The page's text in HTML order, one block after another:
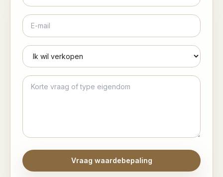
Vraag waardebepaling